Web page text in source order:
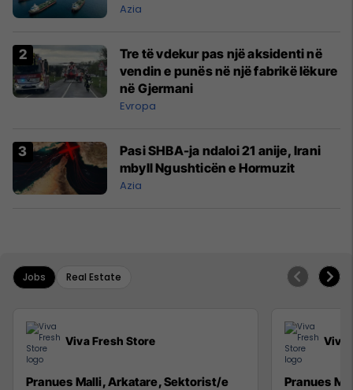
Azia
Tre të vdekur pas një aksidenti në
vendin e punës në një fabrikë lëkure
në Gjermani
Evropa
Pasi SHBA-ja ndaloi 21 anije, Irani
mbyll Ngushticën e Hormuzit
Azia
Jobs Real Estate
Viva Fresh Store
Pranues Malli, Arkatare, Sektorist/e
Viva
Pranues